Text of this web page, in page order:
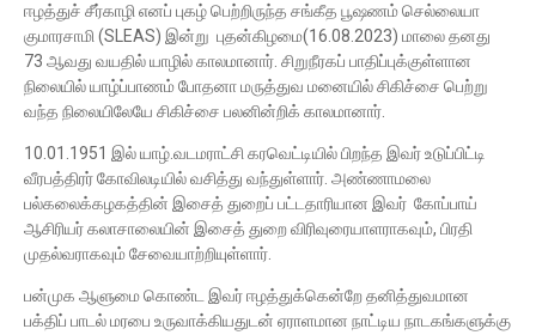
ஈழத்துச் சீர்காழி எனப் புகழ் பெற்றிருந்த சங்கீத பூஷணம் செல்லையா
குமாரசாமி (SLEAS) இன்று புதன்கிழமை(16.08.2023) மாலை தனது
73 ஆவது வயதில் யாழில் காலமானார். சிறுநீரகப் பாதிப்புக்குள்ளான
நிலையில் யாழ்ப்பாணம் போதனா மருத்துவ மனையில் சிகிச்சை பெற்று
வந்த நிலையிலேயே சிகிச்சை பலனின்றிக் காலமானார்.
10.01.1951 இல் யாழ்.வடமராட்சி கரவெட்டியில் பிறந்த இவர் உடுப்பிட்டி
வீரபத்திரர் கோவிலடியில் வசித்து வந்துள்ளார். அண்ணாமலை
பல்கலைக்கழகத்தின் இசைத் துறைப் பட்டதாரியான இவர் கோப்பாய்
ஆசிரியர் கலாசாலையின் இசைத் துறை விரிவுரையாளராகவும், பிரதி
முதல்வராகவும் சேவையாற்றியுள்ளார்.
பன்முக ஆளுமை கொண்ட இவர் ஈழத்துக்கென்றே தனித்துவமான
பக்திப் பாடல் மரபை உருவாக்கியதுடன் ஏராளமான நாட்டிய நாடகங்களுக்கு